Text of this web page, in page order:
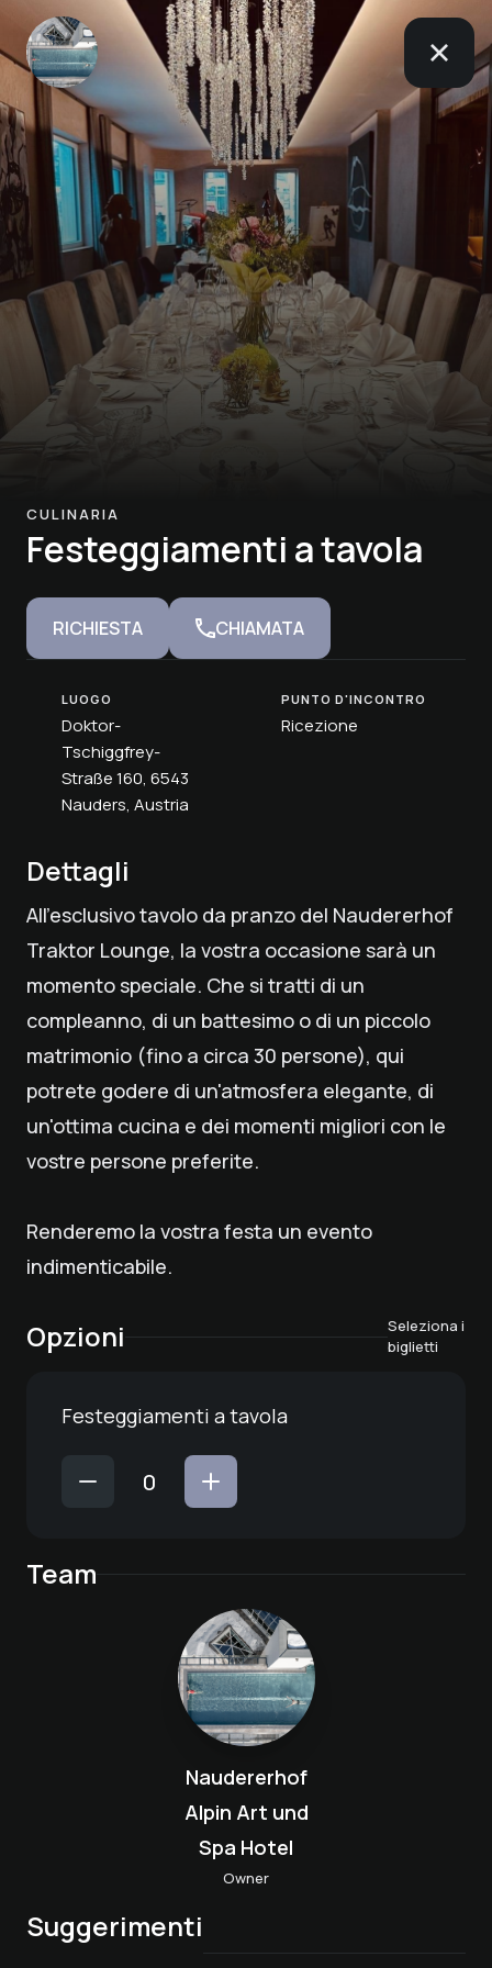
CULINARIA
Festeggiamenti a tavola
RICHIESTA CHIAMATA
LUOGO
Doktor-
Tschiggfrey-
Straße 160, 6543
Nauders, Austria
PUNTO D'INCONTRO
Ricezione
Dettagli
All'esclusivo tavolo da pranzo del Naudererhof
Traktor Lounge, la vostra occasione sarà un
momento speciale. Che si tratti di un
compleanno, di un battesimo o di un piccolo
matrimonio (fino a circa 30 persone), qui
potrete godere di un'atmosfera elegante, di
un'ottima cucina e dei momenti migliori con le
vostre persone preferite.
Renderemo la vostra festa un evento
indimenticabile.
Opzioni
Seleziona i
biglietti
Festeggiamenti a tavola
Team
Naudererhof
Alpin Art und
Spa Hotel
Owner
Suggerimenti
Menu serale alla
Mercato contadino